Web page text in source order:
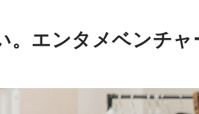
。エンタメベンチ